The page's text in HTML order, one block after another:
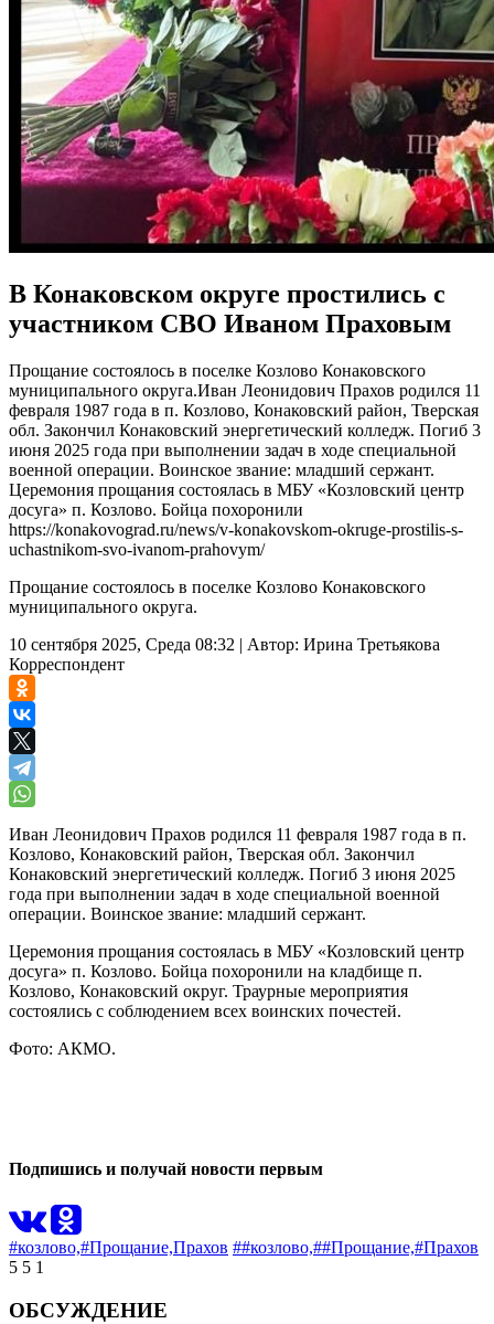
В Конаковском округе простились с
участником СВО Иваном Праховым
Прощание состоялось в поселке Козлово Конаковского
муниципального округа.Иван Леонидович Прахов родился 11
февраля 1987 года в п. Козлово, Конаковский район, Тверская
обл. Закончил Конаковский энергетический колледж. Погиб 3
июня 2025 года при выполнении задач в ходе специальной
военной операции. Воинское звание: младший сержант.
Церемония прощания состоялась в МБУ «Козловский центр
досуга» п. Козлово. Бойца похоронили
https://konakovograd.ru/news/v-konakovskom-okruge-prostilis-s-
uchastnikom-svo-ivanom-prahovym/
Прощание состоялось в поселке Козлово Конаковского
муниципального округа.
10 сентября 2025, Среда 08:32 | Автор: Ирина Третьякова
Корреспондент
Иван Леонидович Прахов родился 11 февраля 1987 года в п.
Козлово, Конаковский район, Тверская обл. Закончил
Конаковский энергетический колледж. Погиб 3 июня 2025
года при выполнении задач в ходе специальной военной
операции. Воинское звание: младший сержант.
Церемония прощания состоялась в МБУ «Козловский центр
досуга» п. Козлово. Бойца похоронили на кладбище п.
Козлово, Конаковский округ. Траурные мероприятия
состоялись с соблюдением всех воинских почестей.
Фото: АКМО.
Подпишись и получай новости первым
#козлово,#Прощание,Прахов ##козлово,##Прощание,#Прахов
5 5 1
ОБСУЖДЕНИЕ